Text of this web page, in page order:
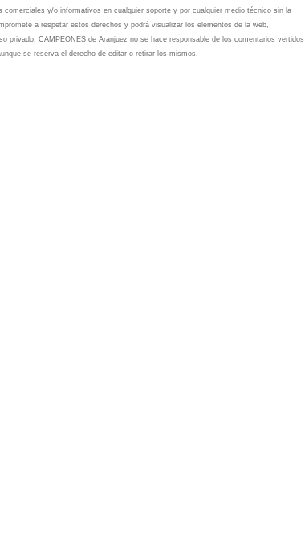
y/o informativos en cualquier soporte y por cualquier medio técnico sin la
a respetar estos derechos y podrá visualizar los elementos de la web,
privado. CAMPEONES de Aranjuez no se hace responsable de los comentarios vertidos
se reserva el derecho de editar o retirar los mismos.